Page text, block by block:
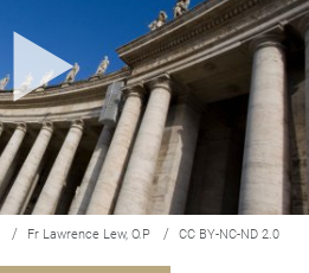
/ Fr Lawrence Lew, O.P / CC BY-NC-ND 2.0